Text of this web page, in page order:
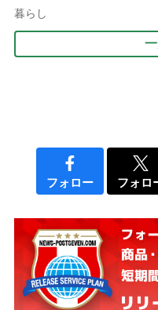
される」ケースも【FP解
暮らし
フォロー フォロ